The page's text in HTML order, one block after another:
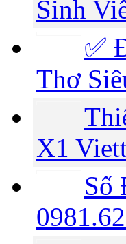
Sinh
✅‎
Thơ
X1
Số